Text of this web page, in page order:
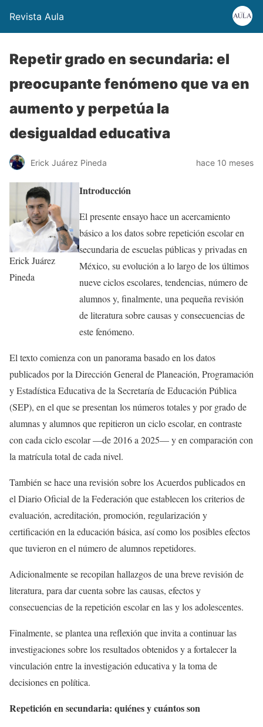
Revista Aula
Repetir grado en secundaria: el
preocupante fenómeno que va en
aumento y perpetúa la
desigualdad educativa
Erick Juárez Pineda hace 10 meses
Erick Juárez
Pineda
Introducción
El presente ensayo hace un acercamiento
básico a los datos sobre repetición escolar en
secundaria de escuelas públicas y privadas en
México, su evolución a lo largo de los últimos
nueve ciclos escolares, tendencias, número de
alumnos y, finalmente, una pequeña revisión
de literatura sobre causas y consecuencias de
este fenómeno.
El texto comienza con un panorama basado en los datos
publicados por la Dirección General de Planeación, Programación
y Estadística Educativa de la Secretaría de Educación Pública
(SEP), en el que se presentan los números totales y por grado de
alumnas y alumnos que repitieron un ciclo escolar, en contraste
con cada ciclo escolar —de 2016 a 2025— y en comparación con
la matrícula total de cada nivel.
También se hace una revisión sobre los Acuerdos publicados en
el Diario Oficial de la Federación que establecen los criterios de
evaluación, acreditación, promoción, regularización y
certificación en la educación básica, así como los posibles efectos
que tuvieron en el número de alumnos repetidores.
Adicionalmente se recopilan hallazgos de una breve revisión de
literatura, para dar cuenta sobre las causas, efectos y
consecuencias de la repetición escolar en las y los adolescentes.
Finalmente, se plantea una reflexión que invita a continuar las
investigaciones sobre los resultados obtenidos y a fortalecer la
vinculación entre la investigación educativa y la toma de
decisiones en política.
Repetición en secundaria: quiénes y cuántos son